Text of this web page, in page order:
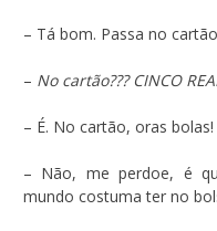
– Tá bom. Passa no
– No cartão??? CINCO
– É. No cartão, oras
– Não, me perdoe, é
mundo costuma ter no